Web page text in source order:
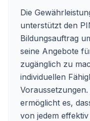
Die
unterstützt den
Bildungsauftrag
seine Angebote
zugänglich zu
individuellen
ermöglicht es,
von jedem